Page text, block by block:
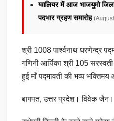
ग्वालियर में आज भाजयुमो
पदभार ग्रहण समारोह
श्री 1008 पार्श्वनाथ धरणेन्द्र
गणिनी आर्यिका श्री 105
हुई माँ पद्मावती की भव्य भक्तिमय
बागपत, उत्तर प्रदेश। विवेक जैन।